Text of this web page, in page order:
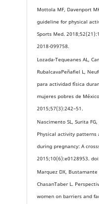
Mottola MF, Davenport
guideline for physical
Sports Med.
2018-099758.
Lozada-Tequeanes AL,
RubalcavaPeñafiel L,
para actividad física
mujeres pobres de
2015;57(3):242–51.
Nascimento SL, Surita
Physical activity patterns
during pregnancy: A
2015;10(6):e0128953.
Marquez DX, Bustamante
ChasanTaber L.
women on barriers and